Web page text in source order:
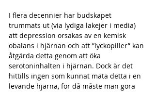
I flera decennier har budskapet
trummats ut (via lydiga lakejer i media)
att depression orsakas av en kemisk
obalans i hjärnan och att ”lyckopiller” kan
åtgärda detta genom att öka
serotoninhalten i hjärnan. Dock är det
hittills ingen som kunnat mäta detta i en
levande hjärna, för då måste man göra